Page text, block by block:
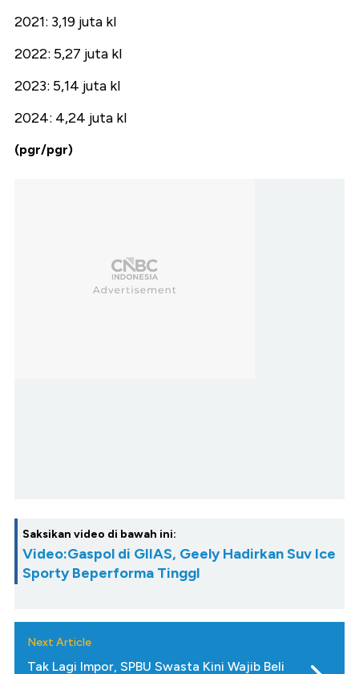
2021: 3,19 juta kl
2022: 5,27 juta kl
2023: 5,14 juta kl
2024: 4,24 juta kl
(pgr/pgr)
Saksikan video di bawah ini:
Video:Gaspol di GIIAS, Geely Hadirkan Suv Ice
Sporty Beperforma TinggI
Next Article
Tak Lagi Impor, SPBU Swasta Kini Wajib Beli